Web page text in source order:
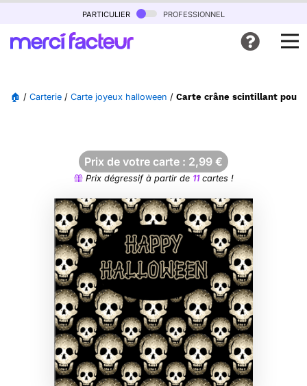
particulier professionnel
🏠 / Carterie / Carte joyeux halloween / Carte crâne scintillant pour
Prix de votre carte : 2,99 €
Prix dégressif à partir de 11cartes !